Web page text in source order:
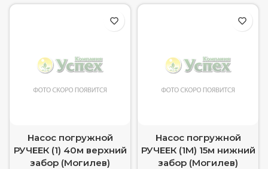
Насос погружной
РУЧЕЕК (1) 40м верхний
забор (Могилев)
Насос погружной
РУЧЕЕК (1М) 15м нижний
забор (Могилев)